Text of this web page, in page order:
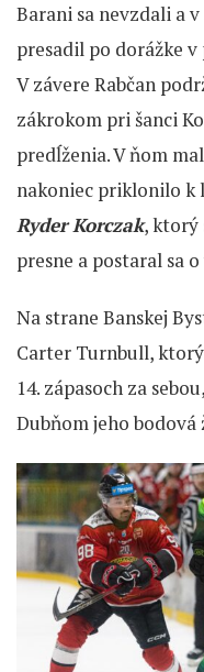
Barani sa nevzdali a
presadil po dorážke
V závere Rabčan
zákrokom pri šanci
predĺženia. V ňom
nakoniec priklonilo k
Ryder Korczak, ktorý
presne a postaral sa
Na strane Banskej
Carter Turnbull,
14. zápasoch za
Dubňom jeho bodová